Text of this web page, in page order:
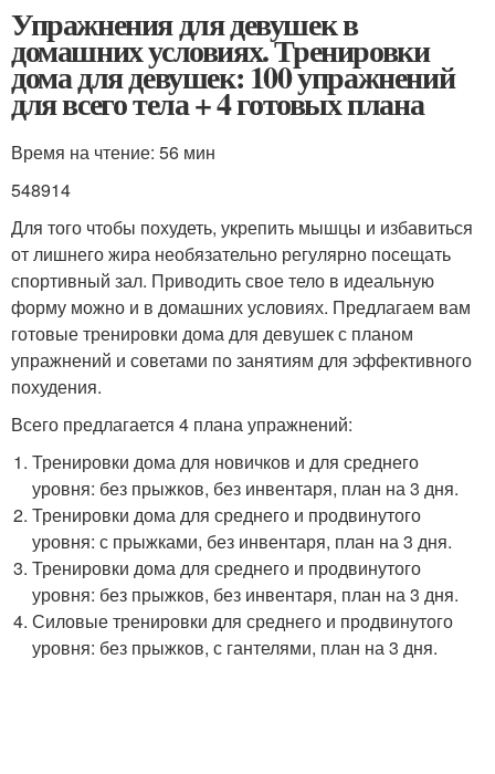
Упражнения для девушек в
домашних условиях. Тренировки
дома для девушек: 100 упражнений
для всего тела + 4 готовых плана
Время на чтение: 56 мин
548914
Для того чтобы похудеть, укрепить мышцы и избавиться
от лишнего жира необязательно регулярно посещать
спортивный зал. Приводить свое тело в идеальную
форму можно и в домашних условиях. Предлагаем вам
готовые тренировки дома для девушек с планом
упражнений и советами по занятиям для эффективного
похудения.
Всего предлагается 4 плана упражнений:
Тренировки дома для новичков и для среднего
уровня: без прыжков, без инвентаря, план на 3 дня.
Тренировки дома для среднего и продвинутого
уровня: с прыжками, без инвентаря, план на 3 дня.
Тренировки дома для среднего и продвинутого
уровня: без прыжков, без инвентаря, план на 3 дня.
Силовые тренировки для среднего и продвинутого
уровня: без прыжков, с гантелями, план на 3 дня.